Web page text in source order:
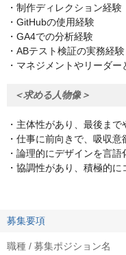
・制作ディレクション経験
・GitHubの使用経験
・GA4での分析経験
・ABテスト検証の実務経験
・マネジメントやリーダ
＜求める人物像＞
・主体性があり、最後ま
・仕事に前向きで、吸収意
・論理的にデザインを言語
・協調性があり、積極的
募集要項
職種 / 募集ポジション名